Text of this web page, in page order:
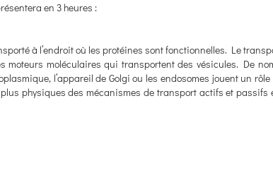
en 3 heures :
à l’endroit où les protéines sont fonctionnelles. Le
moléculaires qui transportent des vésicules. De
l’appareil de Golgi ou les endosomes jouent un
physiques des mécanismes de transport actifs et passifs